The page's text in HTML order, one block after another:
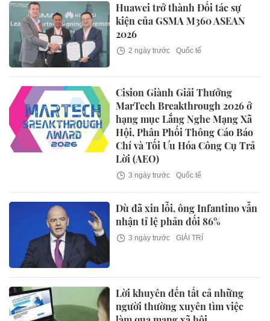
Huawei trở thành Đối tác sự
kiện của GSMA M360 ASEAN
2026
2 ngày trước Quốc tế
Cision Giành Giải Thưởng
MarTech Breakthrough 2026 ở
hạng mục Lắng Nghe Mạng Xã
Hội, Phân Phối Thông Cáo Báo
Chí và Tối Ưu Hóa Công Cụ Trả
Lời (AEO)
3 ngày trước Quốc tế
Dù đã xin lỗi, ông Infantino vẫn
nhận tỉ lệ phản đối 86%
3 ngày trước GIẢI TRÍ
Lời khuyên đến tất cả những
người thường xuyên tìm việc